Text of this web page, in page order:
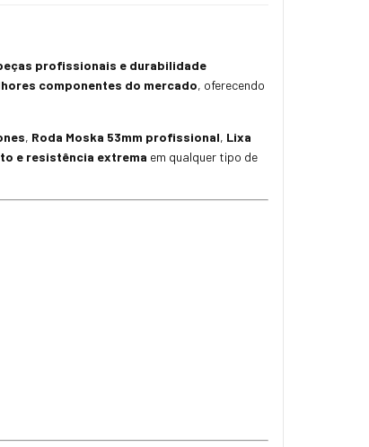
profissionais e durabilidade
componentes do mercado, oferecendo
, Roda Moska 53mm profissional, Lixa
e resistência extrema em qualquer tipo de